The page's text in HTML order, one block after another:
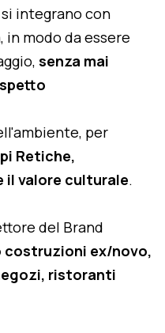
integrano con
modo da essere
senza mai
per
Retiche,
valore culturale.
del Brand
costruzioni ex/novo,
ristoranti